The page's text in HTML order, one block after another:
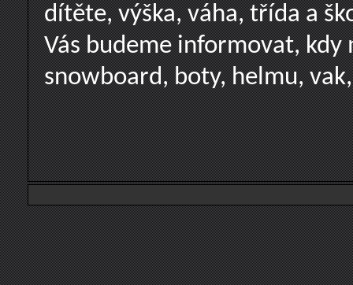
dítěte, výška, váha, třída a
Vás budeme informovat,
snowboard, boty, helmu,